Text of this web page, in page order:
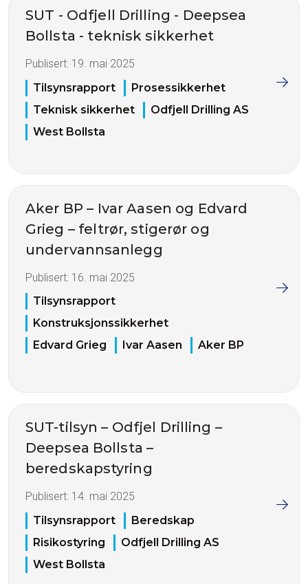
SUT - Odfjell Drilling - Deepsea
Bollsta - teknisk sikkerhet
Publisert: 19. mai 2025
Tilsynsrapport
Prosessikkerhet
Teknisk sikkerhet
Odfjell Drilling AS
West Bollsta
Aker BP – Ivar Aasen og Edvard
Grieg – feltrør, stigerør og
undervannsanlegg
Publisert: 16. mai 2025
Tilsynsrapport
Konstruksjonssikkerhet
Edvard Grieg
Ivar Aasen Aker BP
SUT-tilsyn – Odfjel Drilling –
Deepsea Bollsta –
beredskapstyring
Publisert: 14. mai 2025
Tilsynsrapport
Beredskap
Risikostyring
Odfjell Drilling AS
West Bollsta